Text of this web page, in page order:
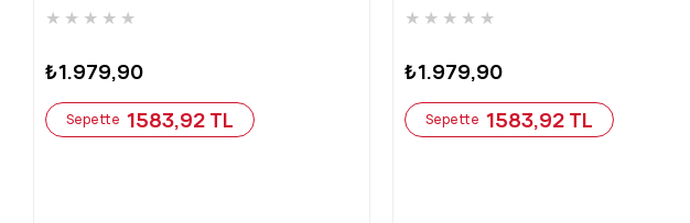
★ ★ ★ ★ ★
₺1.979,90
Sepette 1583,92 TL
★ ★ ★ ★ ★
₺1.979,90
Sepette 1583,92 TL